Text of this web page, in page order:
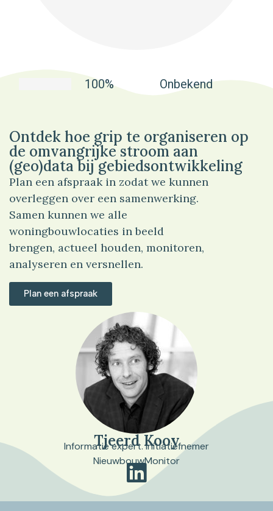
100% Onbekend
Ontdek hoe grip te organiseren op
de omvangrijke stroom aan
(geo)data bij gebiedsontwikkeling
Plan een afspraak in zodat we kunnen
overleggen over een samenwerking.
Samen kunnen we alle
woningbouwlocaties in beeld
brengen, actueel houden, monitoren,
analyseren en versnellen.
Plan een afspraak
Tjeerd Kooy
Informatie expert. Initiatiefnemer
NieuwbouwMonitor